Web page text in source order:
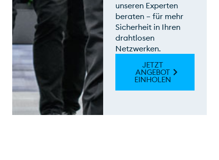
unseren Experten
beraten – für mehr
Sicherheit in Ihren
drahtlosen
Netzwerken.
JETZT
ANGEBOT
EINHOLEN